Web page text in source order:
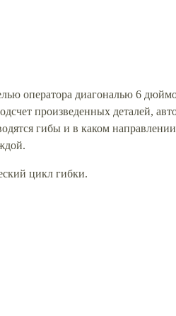
оператора диагональю 6
произведенных деталей,
гибы и в каком
цикл гибки.